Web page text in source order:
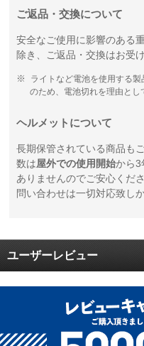
ご返品・交換について
安全なご使用に影響のある
除き、ご返品・交換はお受
ライトなど電池を使用する
のため、電池切れを理由とし
ヘルメットについて
長期保管されている商品も
数は屋外での使用開始から3
ありませんのでご安心くだ
問い合わせは一切対応致し
ユーザーレビュー